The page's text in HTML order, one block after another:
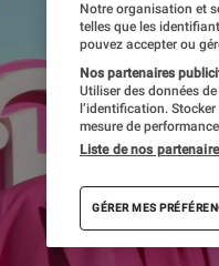
Notre organisation et
telles que les
pouvez accepter ou
Nos partenaires
Utiliser des données
l’identification.
mesure de
Liste de nos
GÉRER MES